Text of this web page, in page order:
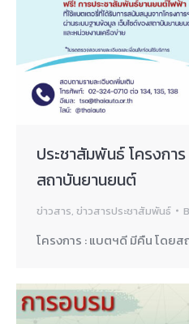
ประชาสัมพันธ์ โครงกา
สถาบันยานยนต์
ข่าวสาร, ข่าวสารประชาสัมพันธ์
โครงการ : แบตฯดี มีคืน โดย